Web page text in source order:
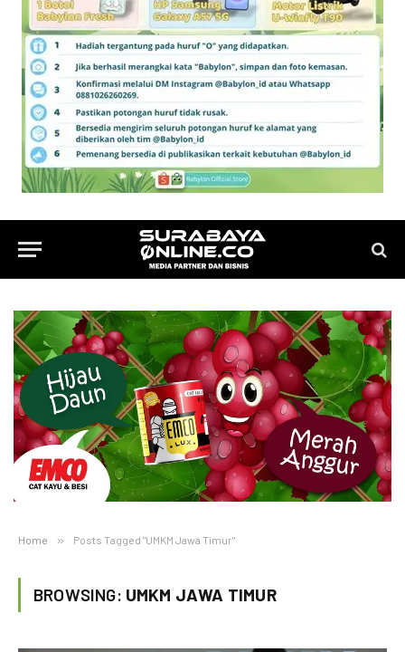
Home » Posts Tagged "UMKM Jawa Timur"
BROWSING: UMKM JAWA TIMUR